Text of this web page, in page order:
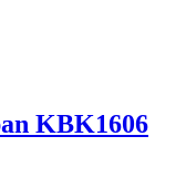
KBK1606